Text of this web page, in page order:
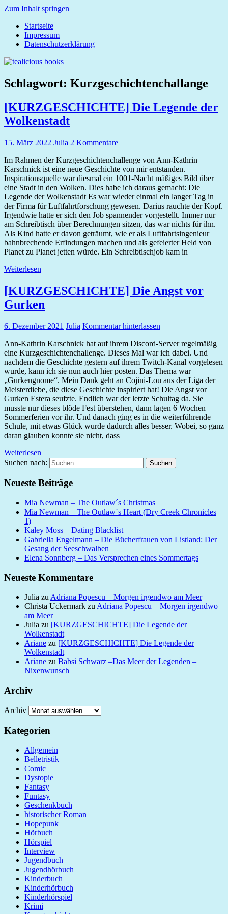
Zum Inhalt springen
tealicious
books
Startseite
Impressum
Datenschutzerklärung
Schlagwort: Kurzgeschichtenchallange
[KURZGESCHICHTE] Die Legende der
Wolkenstadt
15. März 2022 Julia 2 Kommentare
Im Rahmen der Kurzgeschichtenchallenge von Ann-Kathrin
Karschnick ist eine neue Geschichte von mir entstanden.
Inspirationsquelle war diesmal ein 1001-Nacht mäßiges Bild über
eine Stadt in den Wolken. Dies habe ich daraus gemacht: Die
Legende der Wolkenstadt Es war wieder einmal ein langer Tag in
der Firma für Luftfahrtforschung gewesen. Darius rauchte der Kopf.
Irgendwie hatte er sich den Job spannender vorgestellt. Immer nur
am Schreibtisch über Berechnungen sitzen, das war nichts für ihn.
Als Kind hatte er davon geträumt, wie er als Luftfahrtsingenieur
bahnbrechende Erfindungen machen und als gefeierter Held von
Planet zu Planet jetten würde. Ein Schreibtischjob kam in
Weiterlesen
[KURZGESCHICHTE] Die Angst vor
Gurken
6. Dezember 2021 Julia Kommentar hinterlassen
Ann-Kathrin Karschnick hat auf ihrem Discord-Server regelmäßig
eine Kurzgeschichtenchallenge. Dieses Mal war ich dabei. Und
nachdem die Geschichte gestern auf ihrem Twitch-Kanal vorgelesen
wurde, kann ich sie nun auch hier posten. Das Thema war
„Gurkengnome“. Mein Dank geht an Cojini-Lou aus der Liga der
Meisterdiebe, die diese Geschichte inspiriert hat! Die Angst vor
Gurken Estera seufzte. Endlich war der letzte Schultag da. Sie
musste nur dieses blöde Fest überstehen, dann lagen 6 Wochen
Sommerferien vor ihr. Und danach ging es in die weiterführende
Schule, mit etwas Glück wurde dadurch alles besser. Wobei, so ganz
daran glauben konnte sie nicht, dass
Weiterlesen
Suchen nach:
Suchen
Neueste Beiträge
Mia Newman – The Outlaw´s Christmas
Mia Newman – The Outlaw´s Heart (Dry Creek Chronicles
1)
Kaley Moss – Dating Blacklist
Gabriella Engelmann – Die Bücherfrauen von Listland: Der
Gesang der Seeschwalben
Elena Sonnberg – Das Versprechen eines Sommertags
Neueste Kommentare
Julia zuAdriana Popescu – Morgen irgendwo am Meer
Christa Uckermark zuAdriana Popescu – Morgen irgendwo
am Meer
Julia zu [KURZGESCHICHTE] Die Legende der
Wolkenstadt
Ariane zu [KURZGESCHICHTE] Die Legende der
Wolkenstadt
Ariane zu Babsi Schwarz –Das Meer der Legenden –
Nixenwunsch
Archiv
Archiv
Kategorien
Allgemein
Belletristik
Comic
Dystopie
Fantasy
Funtasy
Geschenkbuch
historischer Roman
Hopepunk
Hörbuch
Hörspiel
Interview
Jugendbuch
Jugendhörbuch
Kinderbuch
Kinderhörbuch
Kinderhörspiel
Krimi